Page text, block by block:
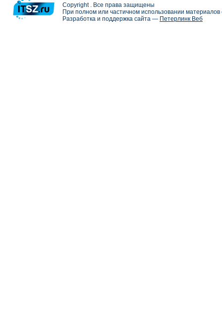
Copyright . Все права защищены
При полном или частичном использовании
Разработка и поддержка сайта — Петерлинк Веб